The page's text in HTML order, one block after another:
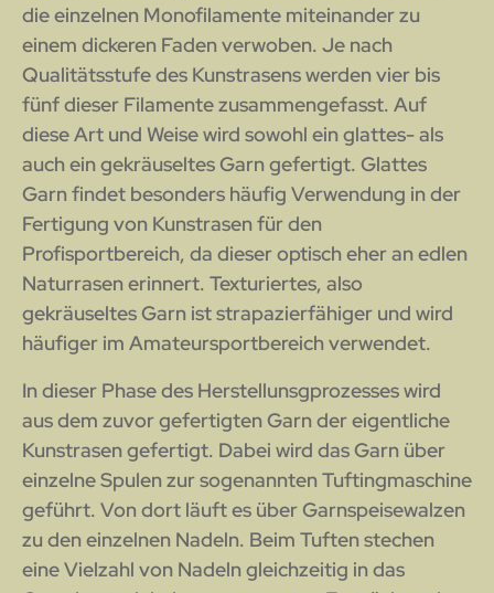
die einzelnen Monofilamente miteinander zu
einem dickeren Faden verwoben. Je nach
Qualitätsstufe des Kunstrasens werden vier bis
fünf dieser Filamente zusammengefasst. Auf
diese Art und Weise wird sowohl ein glattes- als
auch ein gekräuseltes Garn gefertigt. Glattes
Garn findet besonders häufig Verwendung in der
Fertigung von Kunstrasen für den
Profisportbereich, da dieser optisch eher an edlen
Naturrasen erinnert. Texturiertes, also
gekräuseltes Garn ist strapazierfähiger und wird
häufiger im Amateursportbereich verwendet.
In dieser Phase des Herstellunsgprozesses wird
aus dem zuvor gefertigten Garn der eigentliche
Kunstrasen gefertigt. Dabei wird das Garn über
einzelne Spulen zur sogenannten Tuftingmaschine
geführt. Von dort läuft es über Garnspeisewalzen
zu den einzelnen Nadeln. Beim Tuften stechen
eine Vielzahl von Nadeln gleichzeitig in das